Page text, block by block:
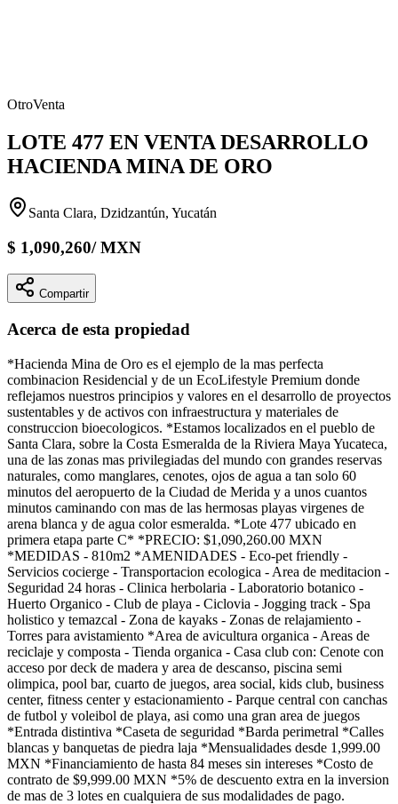
OtroVenta
LOTE 477 EN VENTA DESARROLLO
HACIENDA MINA DE ORO
Santa Clara, Dzidzantún, Yucatán
$ 1,090,260/MXN
Compartir
Acerca de esta propiedad
*Hacienda Mina de Oro es el ejemplo de la mas perfecta
combinacion Residencial y de un EcoLifestyle Premium donde
reflejamos nuestros principios y valores en el desarrollo de proyectos
sustentables y de activos con infraestructura y materiales de
construccion bioecologicos. *Estamos localizados en el pueblo de
Santa Clara, sobre la Costa Esmeralda de la Riviera Maya Yucateca,
una de las zonas mas privilegiadas del mundo con grandes reservas
naturales, como manglares, cenotes, ojos de agua a tan solo 60
minutos del aeropuerto de la Ciudad de Merida y a unos cuantos
minutos caminando con mas de las hermosas playas virgenes de
arena blanca y de agua color esmeralda. *Lote 477 ubicado en
primera etapa parte C* *PRECIO: $1,090,260.00 MXN
*MEDIDAS - 810m2 *AMENIDADES - Eco-pet friendly -
Servicios cocierge - Transportacion ecologica - Area de meditacion -
Seguridad 24 horas - Clinica herbolaria - Laboratorio botanico -
Huerto Organico - Club de playa - Ciclovia - Jogging track - Spa
holistico y temazcal - Zona de kayaks - Zonas de relajamiento -
Torres para avistamiento *Area de avicultura organica - Areas de
reciclaje y composta - Tienda organica - Casa club con: Cenote con
acceso por deck de madera y area de descanso, piscina semi
olimpica, pool bar, cuarto de juegos, area social, kids club, business
center, fitness center y estacionamiento - Parque central con canchas
de futbol y voleibol de playa, asi como una gran area de juegos
*Entrada distintiva *Caseta de seguridad *Barda perimetral *Calles
blancas y banquetas de piedra laja *Mensualidades desde 1,999.00
MXN *Financiamiento de hasta 84 meses sin intereses *Costo de
contrato de $9,999.00 MXN *5% de descuento extra en la inversion
de mas de 3 lotes en cualquiera de sus modalidades de pago.